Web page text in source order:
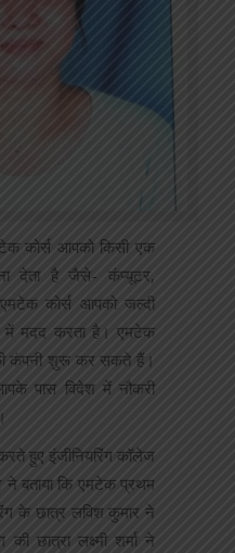
कोर्स आपको किसी एक
देता है जैसे- कंप्यूटर,
कोर्स आपको जल्दी
में मदद करता है। एमटेक
कंपनी शुरू कर सकते हैं।
पास विदेश में नौकरी
हुए इंजीनियरिंग कॉलेज
ने बताया कि एमटेक प्रथम
के छात्र लविश कुमार ने
छात्रा लक्ष्मी शर्मा ने